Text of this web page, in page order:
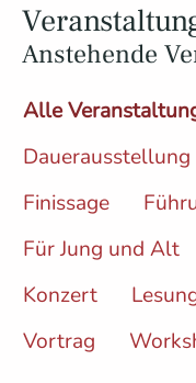
Anstehende
Alle
Dauerausstellung
Finissage
Für Jung und Alt
Konzert
Vortrag